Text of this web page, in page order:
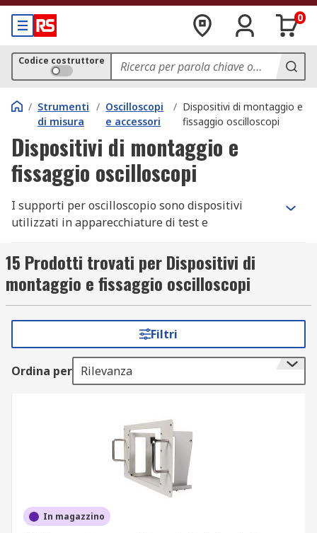
0
Codice costruttore
/ Strumenti
di misura
/ Oscilloscopi
e accessori
/ Dispositivi di montaggio e
fissaggio oscilloscopi
Dispositivi di montaggio e
fissaggio oscilloscopi
I supporti per oscilloscopio sono dispositivi
utilizzati in apparecchiature di test e
oscilloscopi. Gli oscilloscopi possono essere
montati su un rack o all'interno di un
alloggiamento dello strumento.
Tipi di supporti per oscilloscopi
È disponibile un'ampia gamma di kit di
montaggio per oscilloscopio, che coprono diversi
Con cosa possono essere utilizzati i
supporti per oscilloscopio?
I supporti per oscilloscopio sono disponibili per
l'uso con apparecchiature quali:
15 Prodotti trovati per Dispositivi di
montaggio e fissaggio oscilloscopi
Filtri
Ordina per Rilevanza
In magazzino